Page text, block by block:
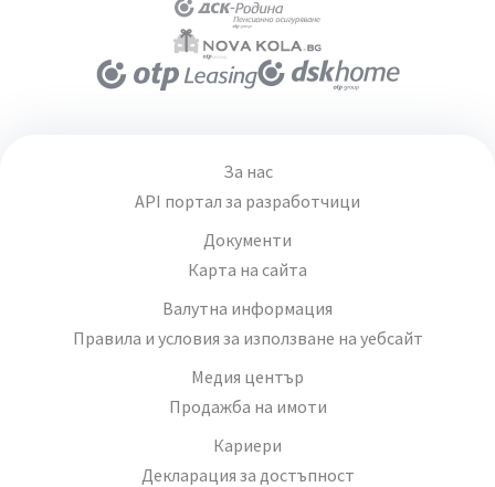
За нас
API портал за разработчици
Документи
Карта на сайта
Валутна информация
Правила и условия за използване на уебсайт
Медия център
Продажба на имоти
Кариери
Декларация за достъпност